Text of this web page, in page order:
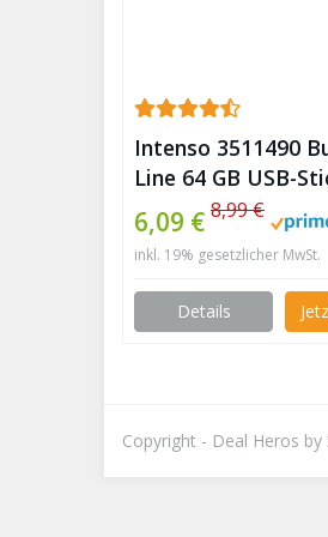
Intenso 3511490
Line 64 GB USB-
6,09 € 8,99 €
inkl. 19% gesetzlicher MwSt.
Details
Copyright - Deal Heros